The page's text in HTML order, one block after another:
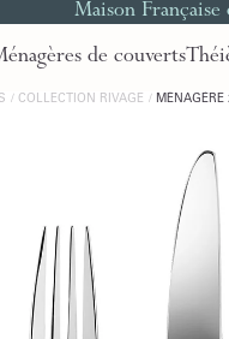
Maison Française
de couverts
COLLECTION RIVAGE MÉNAGÈRE